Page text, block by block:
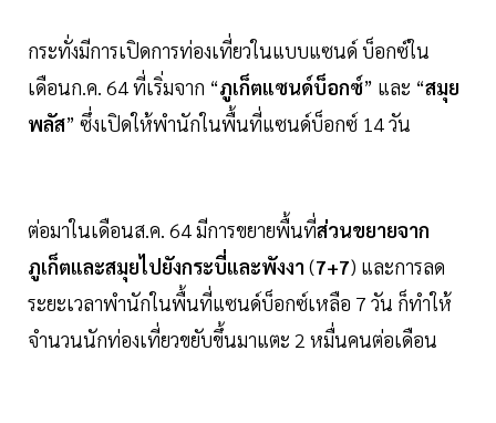
กระทั่งมีการเปิดการท่องเที่ยวในแบบแซนด์ บ็อกซ์ใน
เดือนก.ค. 64 ที่เริ่มจาก “ภูเก็ตแซนด์บ็อกซ์” และ “สมุย
พลัส” ซึ่งเปิดให้พำนักในพื้นที่แซนด์บ็อกซ์ 14 วัน
ต่อมาในเดือนส.ค. 64 มีการขยายพื้นที่ส่วนขยายจาก
ภูเก็ตและสมุยไปยังกระบี่และพังงา (7+7) และการลด
ระยะเวลาพำนักในพื้นที่แซนด์บ็อกซ์เหลือ 7 วัน ก็ทำให้
จำนวนนักท่องเที่ยวขยับขึ้นมาแตะ 2 หมื่นคนต่อเดือน